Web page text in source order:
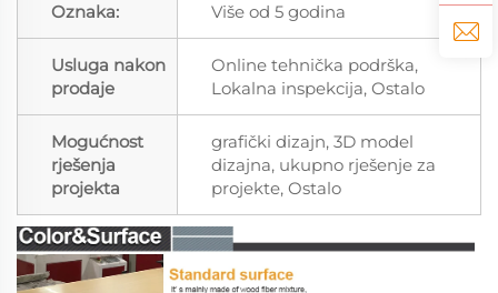
Oznaka: Više od 5 godina
Usluga nakon
prodaje
Online tehnička podrška,
Lokalna inspekcija, Ostalo
Mogućnost
rješenja
projekta
grafički dizajn, 3D model
dizajna, ukupno rješenje za
projekte, Ostalo